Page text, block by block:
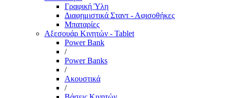
Γραφική Ύλη
Διαφημιστικά Σταντ - Αφισοθήκες
Μπαταρίες
Αξεσουάρ Κινητών - Tablet
Power Bank
/
Power Banks
/
Ακουστικά
/